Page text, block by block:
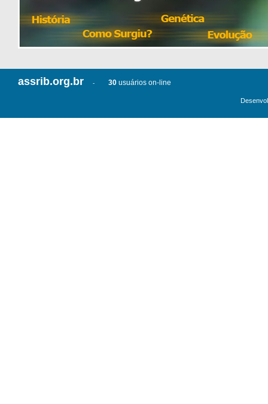
assrib.org.br - 30 usuários on-line